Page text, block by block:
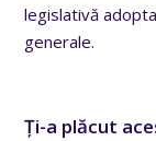
legislativă
generale.
Ți-a plăcut